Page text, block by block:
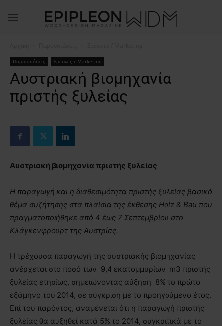
Παρουσιάσεις Έρευνες / Marketing
Αυστριακή βιομηχανία
πριστής ξυλείας
Αυστριακή βιομηχανία πριστής ξυλείας
H παραγωγή και η διαθεσιμότητα πριστής ξυλείας βασικό
θέμα συζήτησης στα πλαίσια της έκθεσης Holz & Bau που
πραγματοποιήθηκε από 4 έως 7 Σεπτεμβρίου στο
Κλάγκενφρουρτ της Αυστρίας.
Η τρέχουσα παραγωγή της αυστριακής βιομηχανίας
ανέρχεται στο ποσό των 9,4 εκατομμυρίων m3 πριστής
ξυλείας ετησίως, σημειώνοντας αύξηση 8% το πρώτο
εξάμηνο του 2014, σε σύγκριση με το προηγούμενο έτος.
Επί του παρόντος, αναμένεται ότι η παραγωγή πριστής
ξυλείας θα αυξηθεί κατά 5% το 2014, συγκριτικά με το